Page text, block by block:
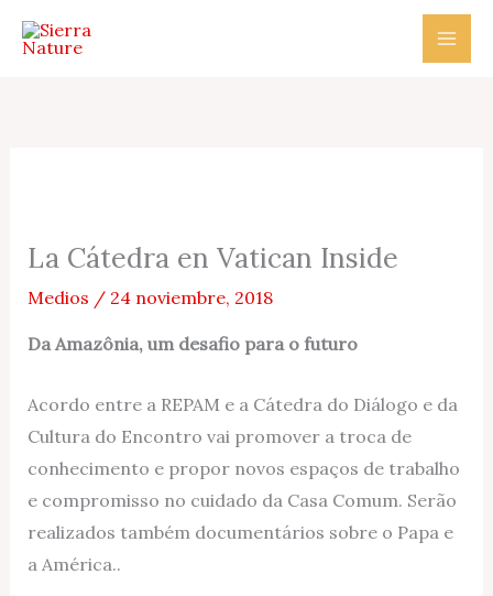
La Cátedra en Vatican Inside
Medios / 24 noviembre, 2018
Da Amazônia, um desafio para o futuro
Acordo entre a REPAM e a Cátedra do Diálogo e da
Cultura do Encontro vai promover a troca de
conhecimento e propor novos espaços de trabalho
e compromisso no cuidado da Casa Comum. Serão
realizados também documentários sobre o Papa e
a América..